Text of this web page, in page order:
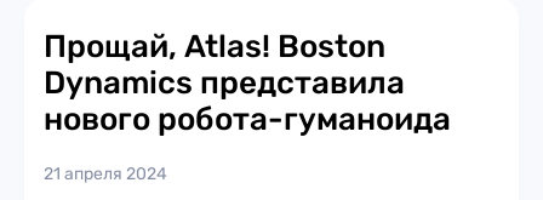
Прощай, Atlas! Boston
Dynamics представила
нового робота-гуманоида
21 апреля 2024